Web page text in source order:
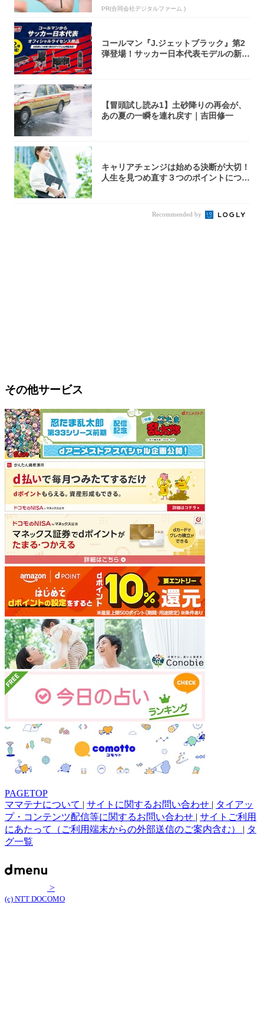
PR(合同会社デジタルファーム )
コールマン『J.ジェットブラック』第2
弾登場！サッカー日本代表モデルの新作
【冒頭試し読み1】土砂降りの再会が、
あの夏の一瞬を連れ戻す｜吉田修一
キャリアチェンジは始める決断が大切！
人生を見つめ直す３つのポイントについ
Recommended by
その他サービス
PAGETOP
ママテナについて | サイトに関するお問い合わせ | タイアッ
プ・コンテンツ配信等に関するお問い合わせ | サイトご利用
にあたって（ご利用端末からの外部送信のご案内含む） | タ
グ一覧
>
(c) NTT DOCOMO